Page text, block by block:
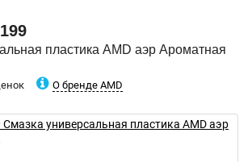
пластика AMD аэр Ароматная
О бренде AMD